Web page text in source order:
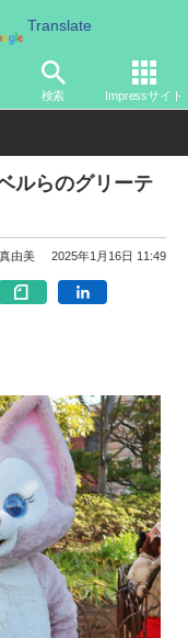
Translate
検索 Impressサイト
ィズニーリゾート
ルらのグリーテ
由美 2025年1月16日 11:49